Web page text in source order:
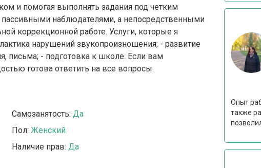
и помогая выполнять задания под четким
пассивными наблюдателями, а непосредственными
коррекционной работе. Услуги, которые я
нарушений звукопроизношения; - развитие
письма; - подготовка к школе. Если вам
готова ответить на все вопросы.
Самозанятость: Да
Пол: Женский
Наличие прав: Да
Опыт
также